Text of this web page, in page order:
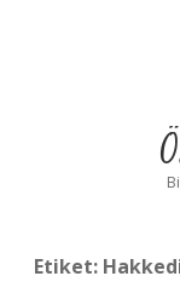
Etiket: